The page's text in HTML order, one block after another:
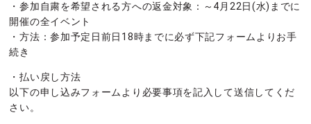
・参加自粛を希望される方への返金対象：～4月22日(水)までに
開催の全イベント
・方法：参加予定日前日18時までに必ず下記フォームよりお手
続き
・払い戻し方法
以下の申し込みフォームより必要事項を記入して送信してくだ
さい。